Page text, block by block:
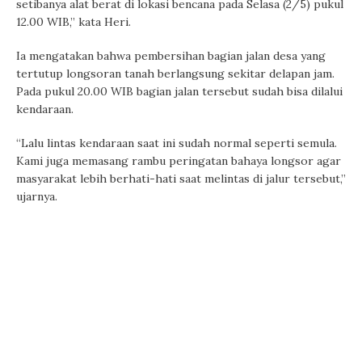
setibanya alat berat di lokasi bencana pada Selasa (2/5) pukul
12.00 WIB,” kata Heri.
Ia mengatakan bahwa pembersihan bagian jalan desa yang
tertutup longsoran tanah berlangsung sekitar delapan jam.
Pada pukul 20.00 WIB bagian jalan tersebut sudah bisa dilalui
kendaraan.
“Lalu lintas kendaraan saat ini sudah normal seperti semula.
Kami juga memasang rambu peringatan bahaya longsor agar
masyarakat lebih berhati-hati saat melintas di jalur tersebut,”
ujarnya.